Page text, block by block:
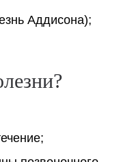
Аддисона);